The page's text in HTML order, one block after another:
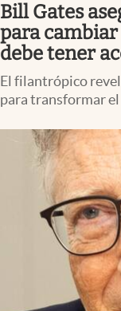
Espiritual
Streaming
PC y mobile
USA
Bill Gates
para
debe tener
El filantrópico
para transformar